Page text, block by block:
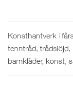
Konsthantverk i
tenntråd, trådslöjd,
barnkläder, konst,